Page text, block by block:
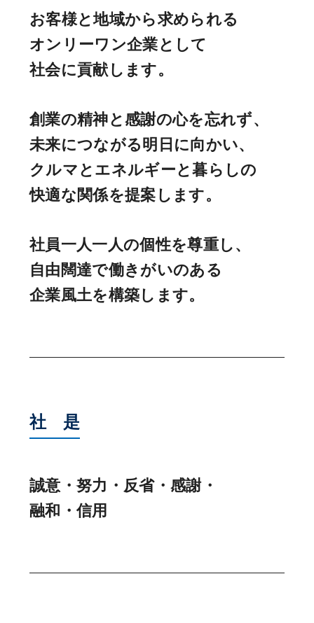
お客様と地域から求められる
オンリーワン企業として
社会に貢献します。
創業の精神と感謝の心を忘れず、
未来につながる明日に向かい、
クルマとエネルギーと暮らしの
快適な関係を提案します。
社員一人一人の個性を尊重し、
自由闊達で働きがいのある
企業風土を構築します。
社 是
誠意・努力・反省・感謝・
融和・信用